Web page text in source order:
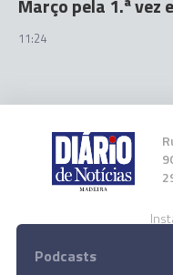
11:24
Podcasts